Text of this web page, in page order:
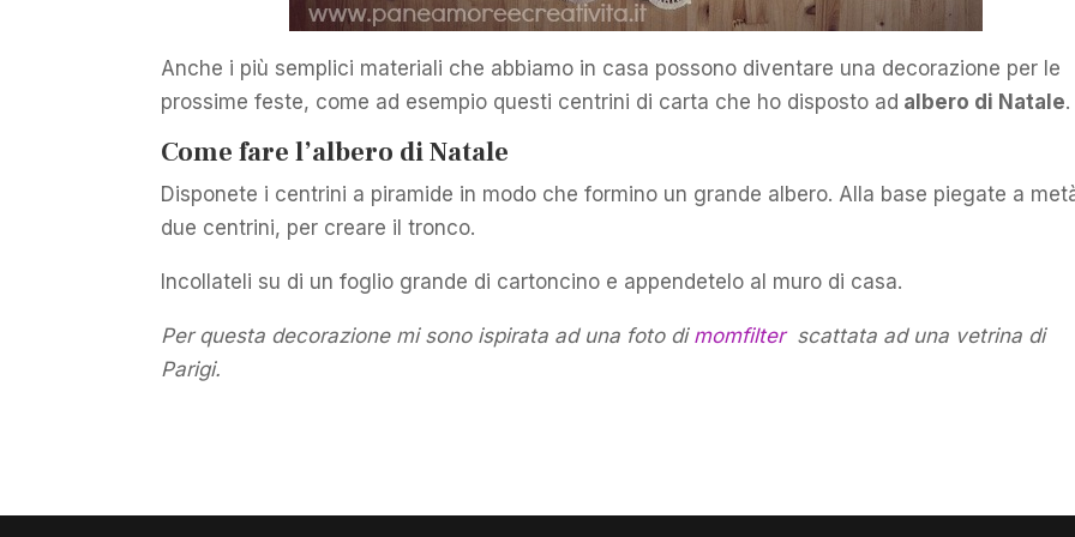
Anche i più semplici materiali che abbiamo in casa possono diventare una decorazione per le
prossime feste, come ad esempio questi centrini di carta che ho disposto ad albero di Natale.
Come fare l’albero di Natale
Disponete i centrini a piramide in modo che formino un grande albero. Alla base piegate a
due centrini, per creare il tronco.
Incollateli su di un foglio grande di cartoncino e appendetelo al muro di casa.
Per questa decorazione mi sono ispirata ad una foto di momfilter scattata ad una vetrina di
Parigi.